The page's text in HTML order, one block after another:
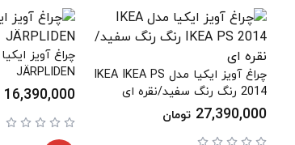
چراغ آویز ایکیا مدل IKEA IKEA PS
2014 رنگ رنگ سفید/نقره ای
27,390,000 تومان
JÄRPLIDEN
16,390,000